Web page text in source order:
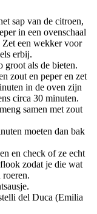
sap van de citroen,
in een ovenschaal
Zet een wekker voor
erbij.
groot als de bieten.
zout en peper en zet
in de oven zijn
circa 30 minuten.
samen met zout
moeten dan bak
en check of ze echt
zodat je die wat
roeren.
del Duca (Emilia